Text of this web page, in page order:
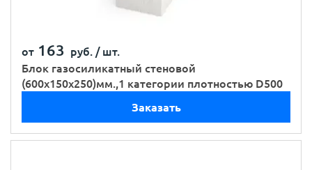
от 163 руб. / шт.
Блок газосиликатный стеновой
(600х150х250)мм.,1 категории плотностью D500
Заказать